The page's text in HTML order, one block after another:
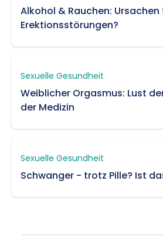
Alkohol & Rauchen: Ursachen
Erektionsstörungen?
Sexuelle Gesundheit
Weiblicher Orgasmus: Lust
der Medizin
Sexuelle Gesundheit
Schwanger - trotz Pille? Ist